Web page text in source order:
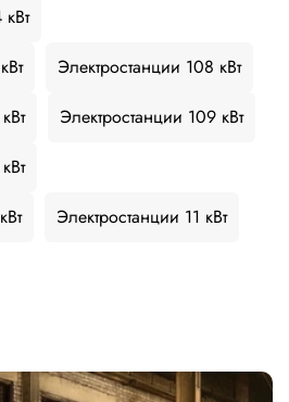
Электростанции 108 кВт
Электростанции 109 кВт
Электростанции 11 кВт